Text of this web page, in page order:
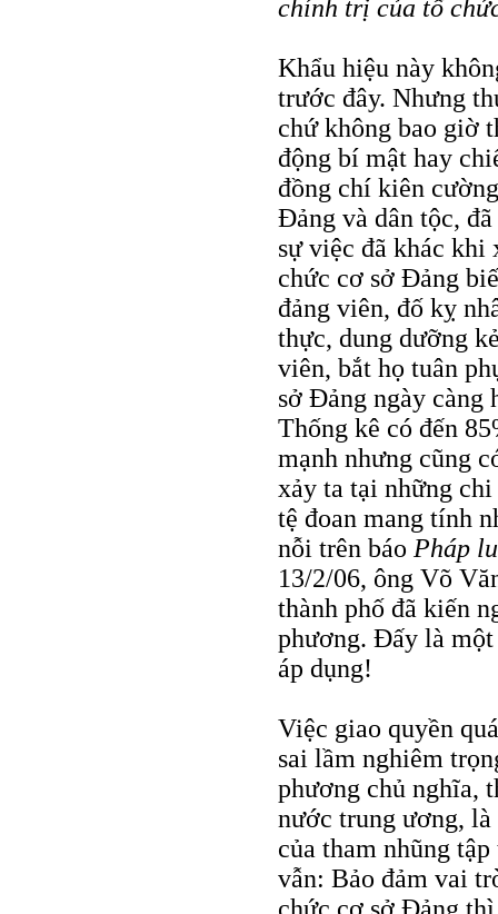
chính trị của tổ
Khẩu hiệu này
trước đây. Nhưng
chứ không bao giờ
động bí mật hay
đồng chí kiên
Đảng và dân tộc,
sự việc đã khác khi
chức cơ sở Đảng
đảng viên, đố kỵ
thực, dung dưỡng
viên, bắt họ tuân
sở Đảng ngày càng
Thống kê có đến
mạnh nhưng cũng
xảy ta tại những
tệ đoan mang tính
nỗi trên báo Pháp
13/2/06, ông Võ
thành phố đã kiến
phương. Đấy là một
áp dụng!
Việc giao quyền
sai lầm nghiêm
phương chủ nghĩa,
nước trung ương,
của tham nhũng
vẫn: Bảo đảm vai